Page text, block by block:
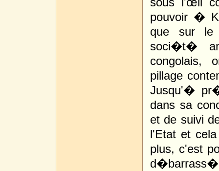
pouvoir �
que sur le
soci�t�
congolais,
pillage
Jusqu'�
dans sa
et de suivi
l'Etat et
plus, c'est